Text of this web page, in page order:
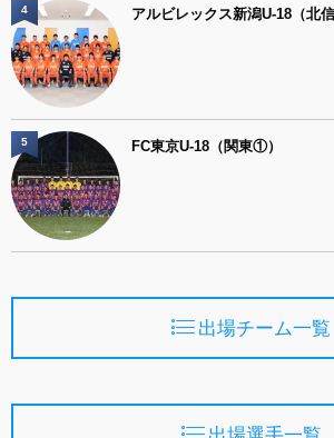
アルビレックス新潟U-18（北
4
FC東京U-18（関東①）
5
出場チーム一覧